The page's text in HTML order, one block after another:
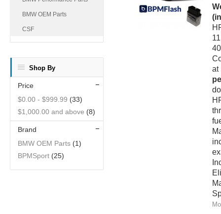
BMW OEM Parts
CSF
Shop By
Price
$0.00 - $999.99 (33)
$1,000.00 and above (8)
Brand
BMW OEM Parts (1)
BPMSport (25)
at